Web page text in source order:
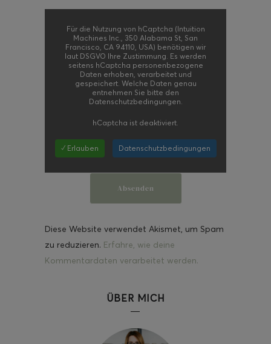
Für die Nutzung von hCaptcha (Intuition
Machines Inc., 350 Alabama St, San
Francisco, CA 94110, USA) benötigen wir
laut DSGVO Ihre Zustimmung. Es werden
seitens hCaptcha personenbezogene
Daten erhoben, verarbeitet und
gespeichert. Welche Daten genau
entnehmen Sie bitte den
Datenschutzbedingungen.
hCaptcha ist deaktiviert.
✓ Erlauben Datenschutzbedingungen
Diese Website verwendet Akismet, um Spam
zu reduzieren. Erfahre, wie deine
Kommentardaten verarbeitet werden.
ÜBER MICH